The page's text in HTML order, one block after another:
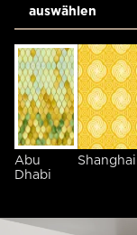
Abu
Dhabi
Shanghai
auswählen